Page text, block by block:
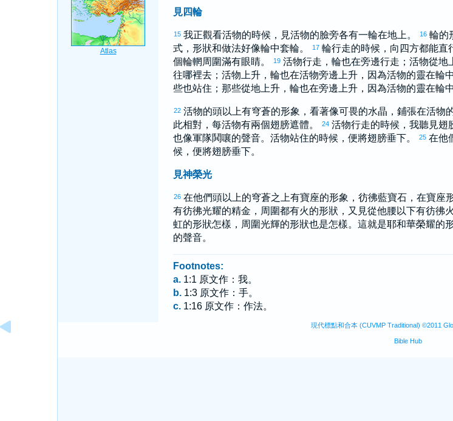
見四輪
15 我正觀看活物的時候，見活物的臉旁各有一輪在地上。 16 輪的
式，形狀和做法好像輪中套輪。
17 輪行走的時候，向四方都能直
個輪輞周圍滿有眼睛。
19 活物行走，輪也在旁邊行走；活物從地
往哪裡去；活物上升，輪也在活物旁邊上升，因為活物的靈在輪
些也站住；那些從地上升，輪也在旁邊上升，因為活物的靈在輪中
22 活物的頭以上有穹蒼的形象，看著像可畏的水晶，鋪張在活物
此相對，每活物有兩個翅膀遮體。
24 活物行走的時候，我聽見翅
也像軍隊鬨嚷的聲音。活物站住的時候，便將翅膀垂下。
25 在他
候，便將翅膀垂下。
見神榮光
26 在他們頭以上的穹蒼之上有寶座的形象，彷彿藍寶石，在寶座
有彷彿光耀的精金，周圍都有火的形狀，又見從他腰以下有彷彿
虹的形狀怎樣，周圍光輝的形狀也是怎樣。這就是耶和華榮耀的
的聲音。
Footnotes:
a. 1:1 原文作：我。
b. 1:3 原文作：手。
c. 1:16 原文作：作法。
現代標點和合本 (CUVMP Traditional) ©2011
Bible Hub